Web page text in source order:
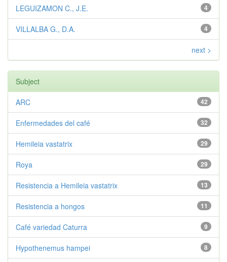
4
LEGUIZAMON C., J.E.
4
VILLALBA G., D.A.
next >
Subject
42
ARC
32
Enfermedades del café
29
Hemileia vastatrix
29
Roya
13
Resistencia a Hemileia vastatrix
11
Resistencia a hongos
9
Café variedad Caturra
8
Hypothenemus hampei